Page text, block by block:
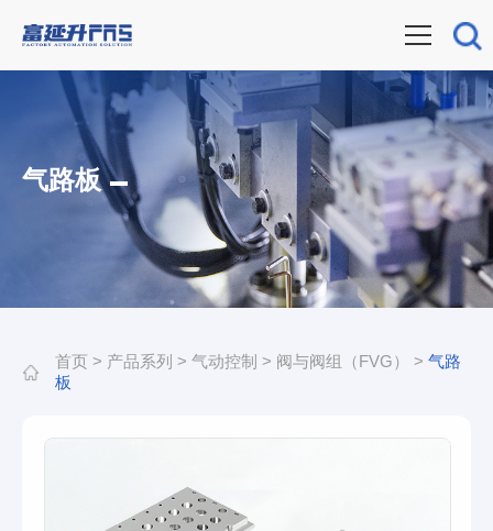
气路板
首页 > 产品系列 > 气动控制 > 阀与阀组（FVG） > 气路
板